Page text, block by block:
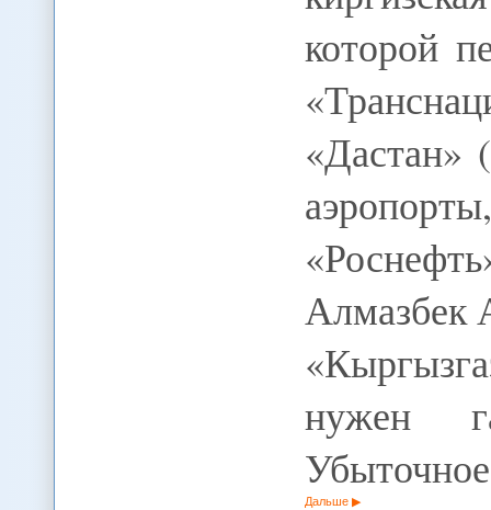
которой
«Дастан»
Алмазбек
нужен
Дальше